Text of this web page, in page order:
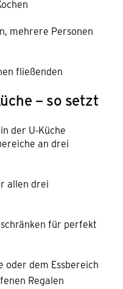
mehrere Personen
fließenden
– so setzt
der U-Küche
an drei
allen drei
für perfekt
oder dem Essbereich
Regalen